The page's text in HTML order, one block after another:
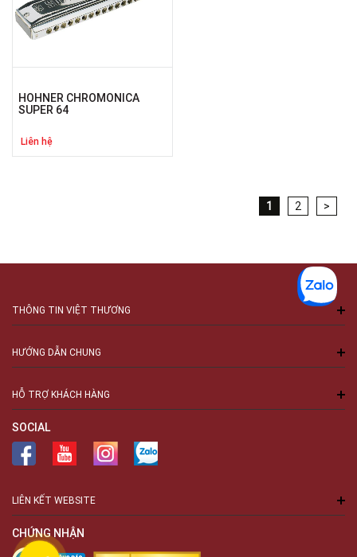
HOHNER CHROMONICA
SUPER 64
Liên hệ
1 2 >
THÔNG TIN VIỆT THƯƠNG
HƯỚNG DẪN CHUNG
HỖ TRỢ KHÁCH HÀNG
SOCIAL
LIÊN KẾT WEBSITE
CHỨNG NHẬN